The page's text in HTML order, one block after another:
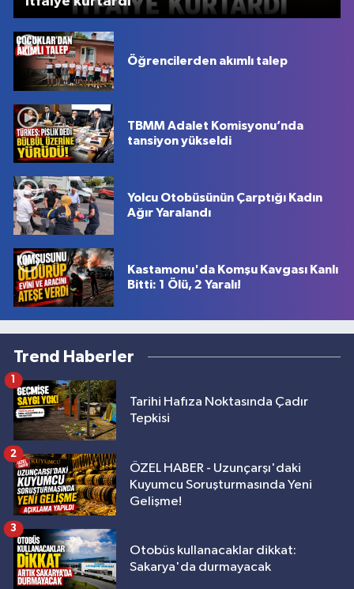
Öğrencilerden akımlı talep
TBMM Adalet Komisyonu’nda
tansiyon yükseldi
Yolcu Otobüsünün Çarptığı Kadın
Ağır Yaralandı
Kastamonu'da Komşu Kavgası Kanlı
Bitti: 1 Ölü, 2 Yaralı!
Trend Haberler
Tarihi Hafıza Noktasında Çadır
Tepkisi
1
ÖZEL HABER - Uzunçarşı'daki
Kuyumcu Soruşturmasında Yeni
Gelişme!
2
Otobüs kullanacaklar dikkat:
Sakarya'da durmayacak
3